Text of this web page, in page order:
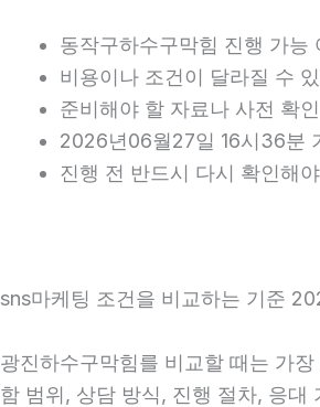
동작구하수구막힘 진행 가능
비용이나 조건이 달라질 수
준비해야 할 자료나 사전 확
2026년06월27일 16시36분
진행 전 반드시 다시 확인해
sns마케팅 조건을 비교하는 기준
광진하수구막힘를 비교할 때는 가
함 범위, 상담 방식, 진행 절차, 응대